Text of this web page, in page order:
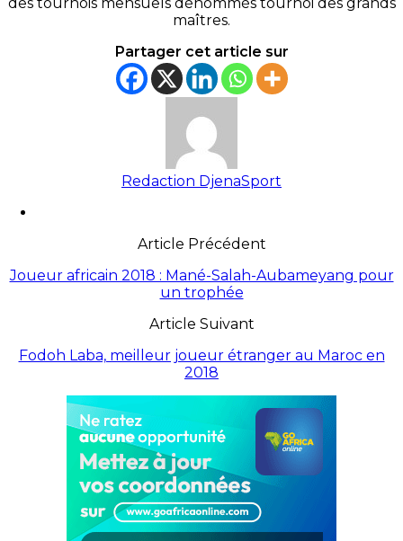
maîtres.
Partager cet article sur
Redaction DjenaSport
Article Précédent
Joueur africain 2018 : Mané-Salah-Aubameyang pour
un trophée
Article Suivant
Fodoh Laba, meilleur joueur étranger au Maroc en
2018